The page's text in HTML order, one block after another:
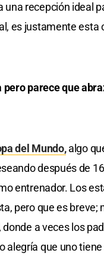
recepción ideal
es justamente esta
parece que
del Mundo,algo
después de
entrenador. Los
pero que es breve;
a veces los
alegría que uno